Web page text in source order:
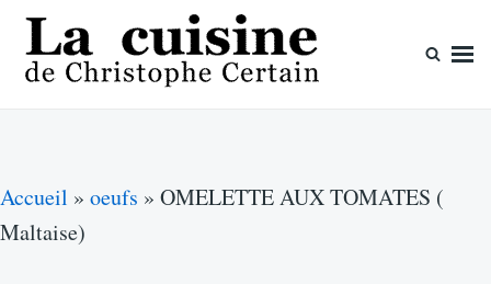
Skip
content
Search
for:
Accueil » oeufs » OMELETTE AUX TOMATES (
Maltaise)